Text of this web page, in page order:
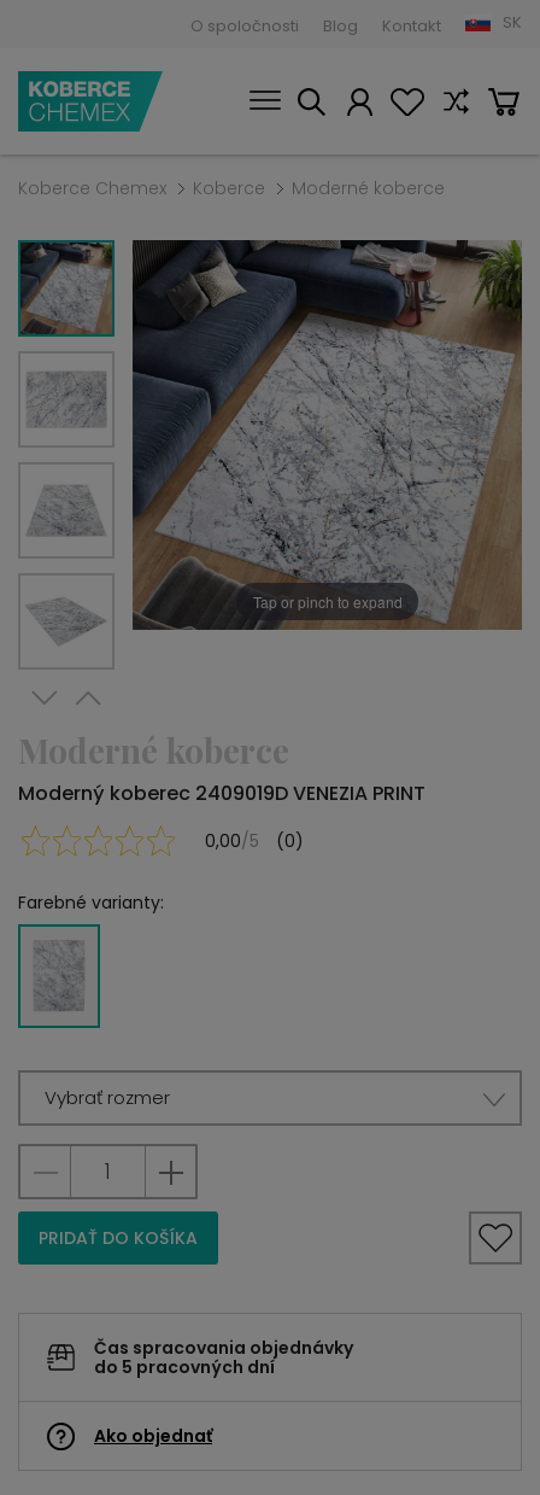
O spoločnosti Blog Kontakt SK
Koberce Chemex Koberce Moderné koberce
Tap or pinch to expand
Moderné koberce
Moderný koberec 2409019D VENEZIA PRINT
0,00/5 (0)
Farebné varianty:
Vybrať rozmer
PRIDAŤ DO KOŠÍKA
Čas spracovania objednávky
do 5 pracovných dní
Ako objednať